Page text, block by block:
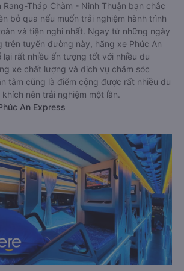
Rang-Tháp Chàm - Ninh Thuận bạn chắc
bỏ qua nếu muốn trải nghiệm hành trình
và tiện nghi nhất. Ngay từ những ngày
trên tuyến đường này, hãng xe Phúc An
lại rất nhiều ấn tượng tốt với nhiều du
xe chất lượng và dịch vụ chăm sóc
tâm cũng là điểm cộng được rất nhiều du
nên trải nghiệm một lần.
An Express